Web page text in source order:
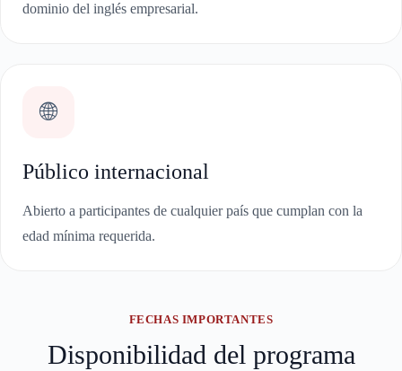
dominio del inglés empresarial.
🌐
Público internacional
Abierto a participantes de cualquier país que cumplan con la
edad mínima requerida.
FECHAS IMPORTANTES
Disponibilidad del programa